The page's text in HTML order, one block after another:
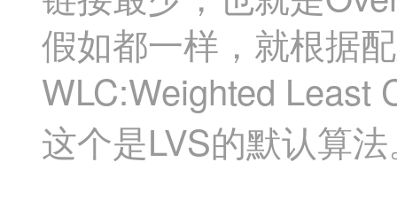
假如都一样，就根据
WLC:Weighted Least
这个是LVS的默认算法